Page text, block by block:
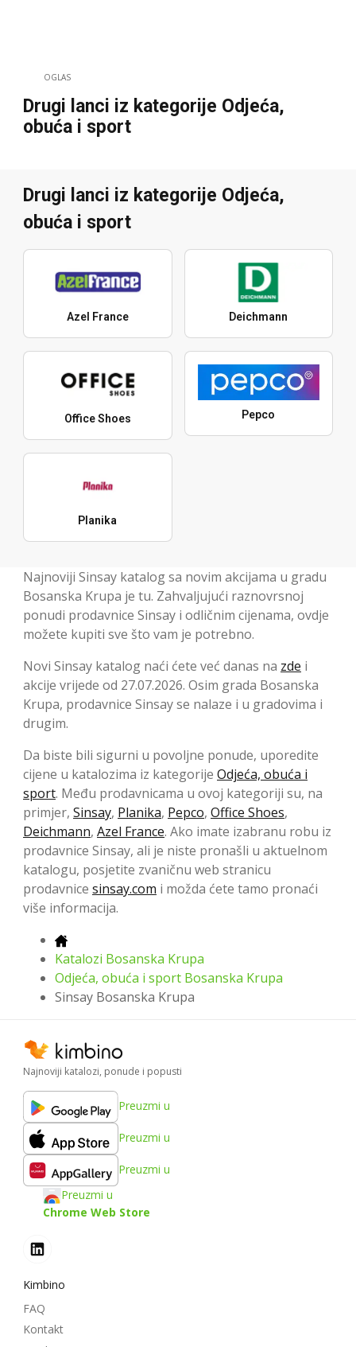
OGLAS
Drugi lanci iz kategorije Odjeća,
obuća i sport
Drugi lanci iz kategorije Odjeća,
obuća i sport
Azel France Deichmann
Office Shoes Pepco
Planika
Najnoviji Sinsay katalog sa novim akcijama u gradu
Bosanska Krupa je tu. Zahvaljujući raznovrsnoj
ponudi prodavnice Sinsay i odličnim cijenama, ovdje
možete kupiti sve što vam je potrebno.
Novi Sinsay katalog naći ćete već danas na zde i
akcije vrijede od 27.07.2026. Osim grada Bosanska
Krupa, prodavnice Sinsay se nalaze i u gradovima i
drugim.
Da biste bili sigurni u povoljne ponude, uporedite
cijene u katalozima iz kategorije Odjeća, obuća i
sport. Među prodavnicama u ovoj kategoriji su, na
primjer, Sinsay, Planika, Pepco, Office Shoes,
Deichmann, Azel France. Ako imate izabranu robu iz
prodavnice Sinsay, ali je niste pronašli u aktuelnom
katalogu, posjetite zvaničnu web stranicu
prodavnice sinsay.com i možda ćete tamo pronaći
više informacija.
Katalozi Bosanska Krupa
Odjeća, obuća i sport Bosanska Krupa
Sinsay Bosanska Krupa
Najnoviji katalozi, ponude i popusti
Preuzmi u
Preuzmi u
Preuzmi u
Preuzmi u
Chrome Web Store
Kimbino
FAQ
Kontakt